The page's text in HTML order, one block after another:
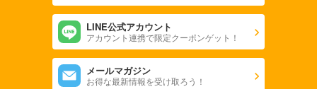
LINE公式アカウント
アカウント連携で限定クーポンゲット！
メールマガジン
お得な最新情報を受け取ろう！